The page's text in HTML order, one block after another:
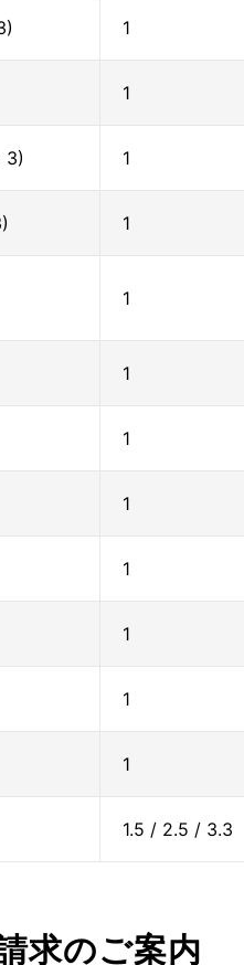
1
1
3) 1
1
1
1
1
1
1
1
1
1
1.5 / 2.5 / 3.3
求のご案内